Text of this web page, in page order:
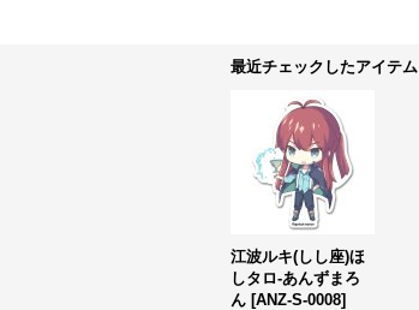
最近チェックしたアイテム
江波ルキ(しし座)ほ
しタロ-あんずまろ
ん [ANZ-S-0008]